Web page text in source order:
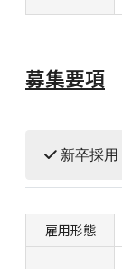
募集要項
新卒採用
雇用形態